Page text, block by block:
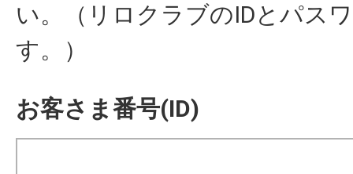
い。（リロクラブのIDとパス
す。）
お客さま番号(ID)